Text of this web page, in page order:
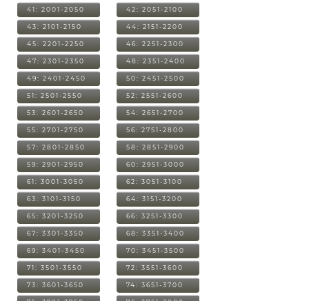
41: 2001-2050 42: 2051-2100
43: 2101-2150 44: 2151-2200
45: 2201-2250 46: 2251-2300
47: 2301-2350 48: 2351-2400
49: 2401-2450 50: 2451-2500
51: 2501-2550 52: 2551-2600
53: 2601-2650 54: 2651-2700
55: 2701-2750 56: 2751-2800
57: 2801-2850 58: 2851-2900
59: 2901-2950 60: 2951-3000
61: 3001-3050 62: 3051-3100
63: 3101-3150 64: 3151-3200
65: 3201-3250 66: 3251-3300
67: 3301-3350 68: 3351-3400
69: 3401-3450 70: 3451-3500
71: 3501-3550 72: 3551-3600
73: 3601-3650 74: 3651-3700